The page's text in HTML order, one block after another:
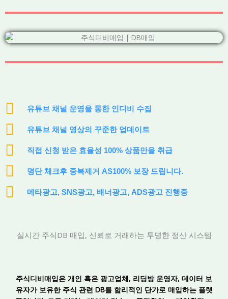
유튜브 채널 운영을 통한 인디비 수집
유튜브 채널 영상의 꾸준한 업데이트
직접 신청 받은 효율성 100% 상품만을 취급
명단 체크후 중복제거 AS100% 보장 드립니다.
메타광고, SNS광고, 배너광고, ADS광고 진행중
실시간 주식DB 매입, 신뢰로 거래하는 투명한 정산 시스템
주식디비매입은 개인 혹은 광고업체, 리딩방 운영자, 데이터 보
유자가 보유한 주식 관련 DB를 합리적인 단가로 매입하는 플랫